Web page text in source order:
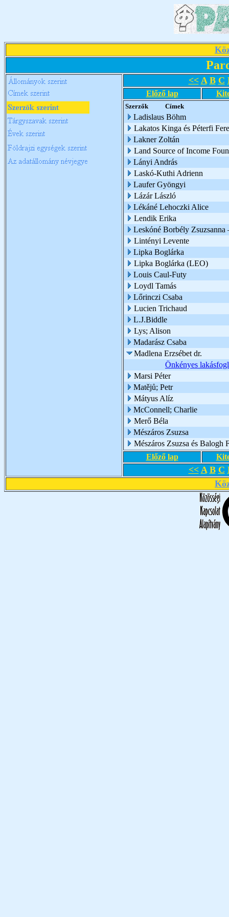
<< A B C
Előző lap
Szerzők Címek
Ladislaus Böhm
Lakatos Kinga és Péterfi
Lakner Zoltán
Land Source of Income
Lányi András
Laskó-Kuthi Adrienn
Laufer Gyöngyi
Lázár László
Lékáné Lehoczki Alice
Lendik Erika
Leskóné Borbély Zsuzsanna
Lintényi Levente
Lipka Boglárka
Lipka Boglárka (LEO)
Louis Caul-Futy
Loydl Tamás
Lőrinczi Csaba
Lucien Trichaud
L.J.Biddle
Lys; Alison
Madarász Csaba
Madlena Erzsébet dr.
Önkényes
Marsi Péter
Matějů; Petr
Mátyus Alíz
McConnell; Charlie
Merő Béla
Mészáros Zsuzsa
Mészáros Zsuzsa és Balogh
Előző lap
<< A B C